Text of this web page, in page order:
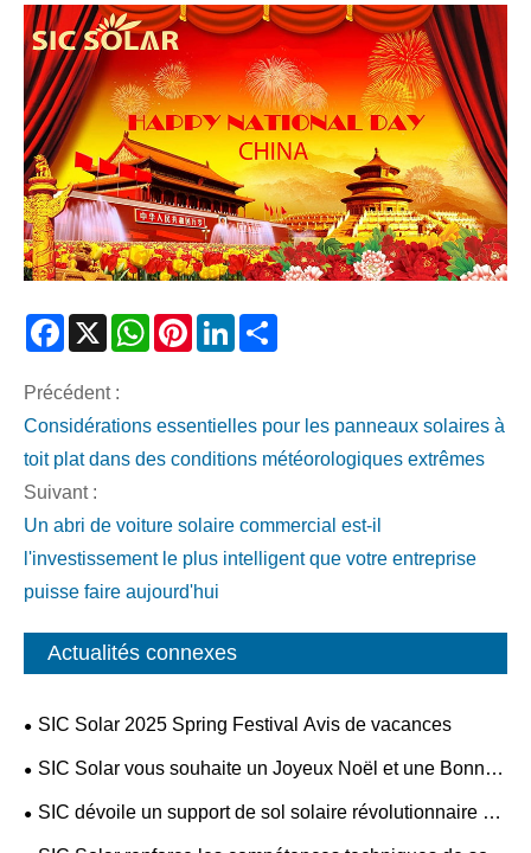
Facebook
X WhatsAppPinterestLinkedIn
Précédent :
Considérations essentielles pour les panneaux solaires à
toit plat dans des conditions météorologiques extrêmes
Suivant :
Un abri de voiture solaire commercial est-il
l'investissement le plus intelligent que votre entreprise
puisse faire aujourd'hui
Actualités connexes
SIC Solar 2025 Spring Festival Avis de vacances
SIC Solar vous souhaite un Joyeux Noël et une Bonne
Année
SIC dévoile un support de sol solaire révolutionnaire en
alliage d'aluminium